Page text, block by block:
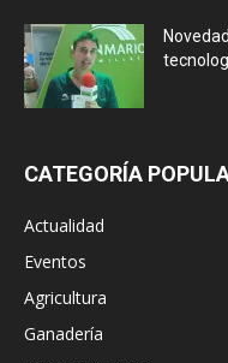
CATEGORÍA
Actualidad
Eventos
Agricultura
Ganadería